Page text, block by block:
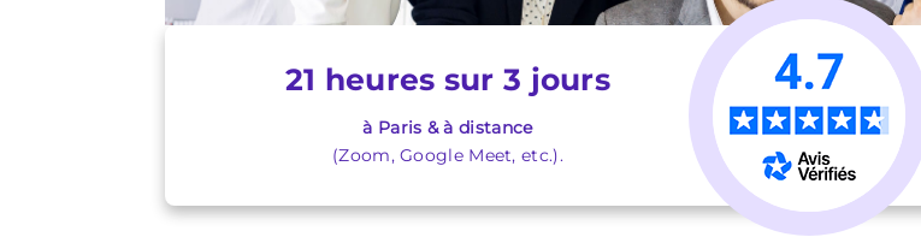
21 heures sur 3 jours
à Paris & à distance
(Zoom, Google Meet, etc.).